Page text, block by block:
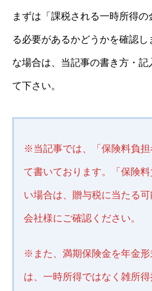
まずは「課税される一時所得
る必要があるかどうかを確認
な場合は、当記事の書き方・
て下さい。
※当記事では、「保険料負
て書いております。「保険
い場合は、贈与税に当たる
会社様にご確認ください。
※また、満期保険金を年金
は、一時所得ではなく雑所